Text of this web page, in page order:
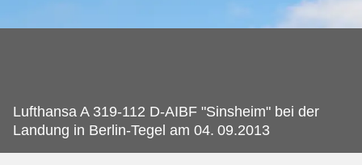
Lufthansa A 319-112 D-AIBF "Sinsheim" bei der
Landung in Berlin-Tegel am 04. 09.2013